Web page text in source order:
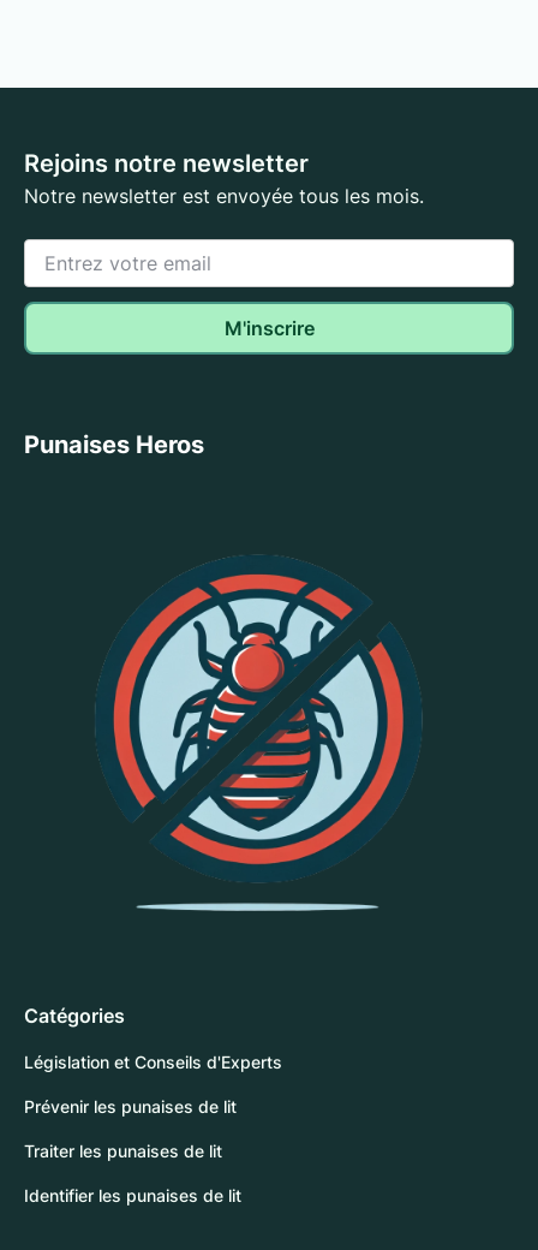
Rejoins notre newsletter
Notre newsletter est envoyée tous les mois.
Punaises Heros
Catégories
Législation et Conseils d'Experts
Prévenir les punaises de lit
Traiter les punaises de lit
Identifier les punaises de lit